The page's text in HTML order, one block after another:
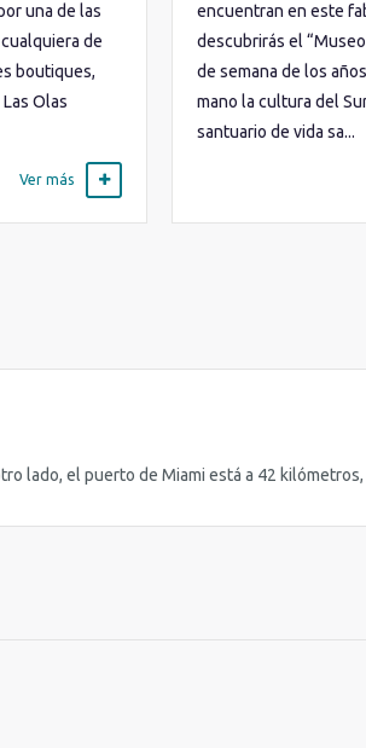
una de las
de
boutiques,
Olas
Ver más
encuentran en este
descubrirás el
de semana de los
mano la cultura del
santuario de vida sa...
lado, el puerto de Miami está a 42 kilómetros,